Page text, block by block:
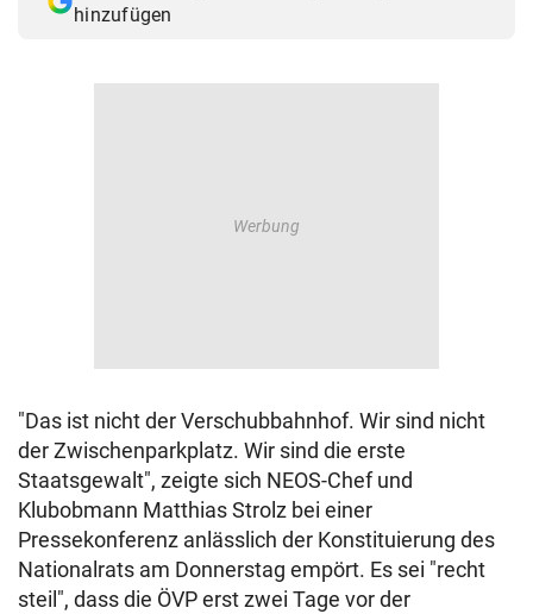
hinzufügen
"Das ist nicht der Verschubbahnhof. Wir sind nicht
der Zwischenparkplatz. Wir sind die erste
Staatsgewalt", zeigte sich NEOS-Chef und
Klubobmann Matthias Strolz bei einer
Pressekonferenz anlässlich der Konstituierung des
Nationalrats am Donnerstag empört. Es sei "recht
steil", dass die ÖVP erst zwei Tage vor der